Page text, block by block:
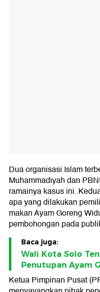
Dua organisasi Islam
Muhammadiyah dan
ramainya kasus ini.
apa yang dilakukan
makan Ayam Goreng
pembohongan pada
Baca juga:
Wali Kota Solo
Penutupan Ayam
Ketua Pimpinan Pusat